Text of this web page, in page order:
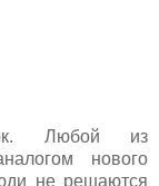
Любой из
нового
не решаются